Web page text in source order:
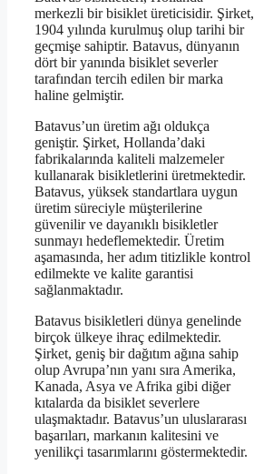
merkezli bir bisiklet üreticisidir. Şirket,
1904 yılında kurulmuş olup tarihi bir
geçmişe sahiptir. Batavus, dünyanın
dört bir yanında bisiklet severler
tarafından tercih edilen bir marka
haline gelmiştir.
Batavus’un üretim ağı oldukça
geniştir. Şirket, Hollanda’daki
fabrikalarında kaliteli malzemeler
kullanarak bisikletlerini üretmektedir.
Batavus, yüksek standartlara uygun
üretim süreciyle müşterilerine
güvenilir ve dayanıklı bisikletler
sunmayı hedeflemektedir. Üretim
aşamasında, her adım titizlikle kontrol
edilmekte ve kalite garantisi
sağlanmaktadır.
Batavus bisikletleri dünya genelinde
birçok ülkeye ihraç edilmektedir.
Şirket, geniş bir dağıtım ağına sahip
olup Avrupa’nın yanı sıra Amerika,
Kanada, Asya ve Afrika gibi diğer
kıtalarda da bisiklet severlere
ulaşmaktadır. Batavus’un uluslararası
başarıları, markanın kalitesini ve
yenilikçi tasarımlarını göstermektedir.